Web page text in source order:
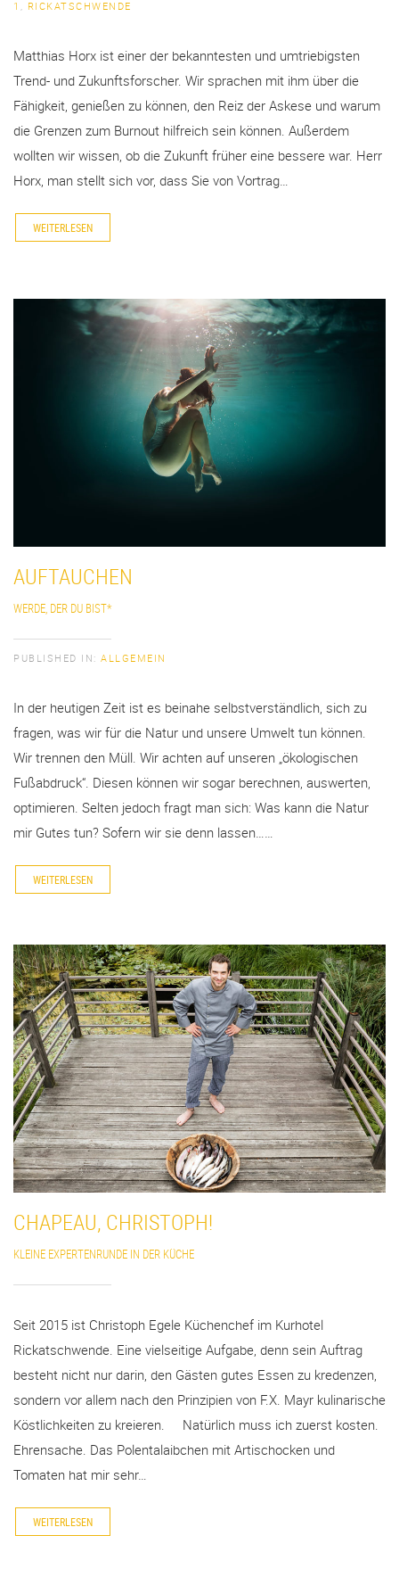
1 , RICKATSCHWENDE
Matthias Horx ist einer der bekanntesten und umtriebigsten
Trend- und Zukunftsforscher. Wir sprachen mit ihm über die
Fähigkeit, genießen zu können, den Reiz der Askese und warum
die Grenzen zum Burnout hilfreich sein können. Außerdem
wollten wir wissen, ob die Zukunft früher eine bessere war. Herr
Horx, man stellt sich vor, dass Sie von Vortrag…
WEITERLESEN
AUFTAUCHEN
WERDE, DER DU BIST*
PUBLISHED IN: ALLGEMEIN
In der heutigen Zeit ist es beinahe selbstverständlich, sich zu
fragen, was wir für die Natur und unsere Umwelt tun können.
Wir trennen den Müll. Wir achten auf unseren „ökologischen
Fußabdruck“. Diesen können wir sogar berechnen, auswerten,
optimieren. Selten jedoch fragt man sich: Was kann die Natur
mir Gutes tun? Sofern wir sie denn lassen……
WEITERLESEN
CHAPEAU, CHRISTOPH!
KLEINE EXPERTENRUNDE IN DER KÜCHE
Seit 2015 ist Christoph Egele Küchenchef im Kurhotel
Rickatschwende. Eine vielseitige Aufgabe, denn sein Auftrag
besteht nicht nur darin, den Gästen gutes Essen zu kredenzen,
sondern vor allem nach den Prinzipien von F.X. Mayr kulinarische
Köstlichkeiten zu kreieren. Natürlich muss ich zuerst kosten.
Ehrensache. Das Polentalaibchen mit Artischocken und
Tomaten hat mir sehr…
WEITERLESEN